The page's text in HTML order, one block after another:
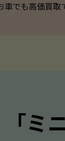
でも高価買
｢ミ